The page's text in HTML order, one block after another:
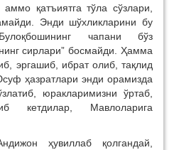
қатъиятга тўла сўзлари,
Энди шўхликларини бу
чапани бўз
сирлари” босмайди. Ҳамма
эргашиб, ибрат олиб, тақлид
ҳазратлари энди орамизда
юракларимизни ўртаб,
кетдилар, Мавлоларига
ҳувиллаб қолгандай,